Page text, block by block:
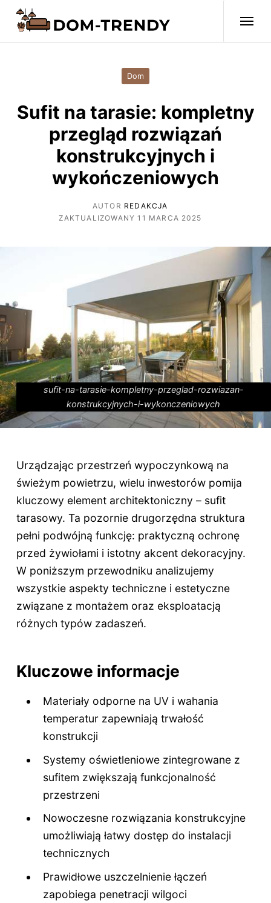
Dom
Sufit na tarasie: kompletny
przegląd rozwiązań
konstrukcyjnych i
wykończeniowych
AUTOR REDAKCJA
ZAKTUALIZOWANY 11 MARCA 2025
sufit-na-tarasie-kompletny-przeglad-rozwiazan-
konstrukcyjnych-i-wykonczeniowych
Urządzając przestrzeń wypoczynkową na
świeżym powietrzu, wielu inwestorów pomija
kluczowy element architektoniczny – sufit
tarasowy. Ta pozornie drugorzędna struktura
pełni podwójną funkcję: praktyczną ochronę
przed żywiołami i istotny akcent dekoracyjny.
W poniższym przewodniku analizujemy
wszystkie aspekty techniczne i estetyczne
związane z montażem oraz eksploatacją
różnych typów zadaszeń.
Kluczowe informacje
Materiały odporne na UV i wahania
temperatur zapewniają trwałość
konstrukcji
Systemy oświetleniowe zintegrowane z
sufitem zwiększają funkcjonalność
przestrzeni
Nowoczesne rozwiązania konstrukcyjne
umożliwiają łatwy dostęp do instalacji
technicznych
Prawidłowe uszczelnienie łączeń
zapobiega penetracji wilgoci